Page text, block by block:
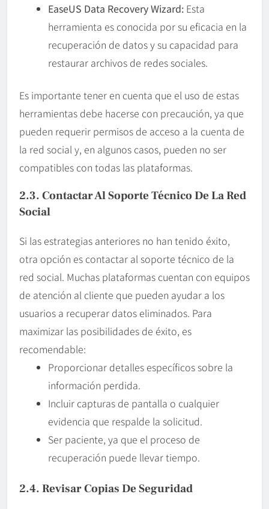
EaseUS Data Recovery Wizard: Esta
herramienta es conocida por su eficacia en la
recuperación de datos y su capacidad para
restaurar archivos de redes sociales.
Es importante tener en cuenta que el uso de estas
herramientas debe hacerse con precaución, ya que
pueden requerir permisos de acceso a la cuenta de
la red social y, en algunos casos, pueden no ser
compatibles con todas las plataformas.
2.3. Contactar Al Soporte Técnico De La Red
Social
Si las estrategias anteriores no han tenido éxito,
otra opción es contactar al soporte técnico de la
red social. Muchas plataformas cuentan con equipos
de atención al cliente que pueden ayudar a los
usuarios a recuperar datos eliminados. Para
maximizar las posibilidades de éxito, es
recomendable:
Proporcionar detalles específicos sobre la
información perdida.
Incluir capturas de pantalla o cualquier
evidencia que respalde la solicitud.
Ser paciente, ya que el proceso de
recuperación puede llevar tiempo.
2.4. Revisar Copias De Seguridad